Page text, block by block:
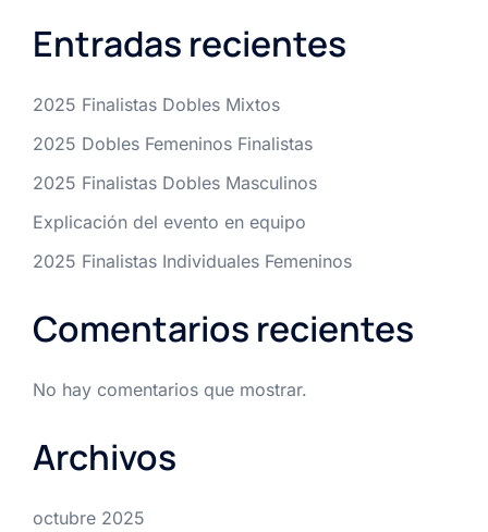
Entradas recientes
2025 Finalistas Dobles Mixtos
2025 Dobles Femeninos Finalistas
2025 Finalistas Dobles Masculinos
Explicación del evento en equipo
2025 Finalistas Individuales Femeninos
Comentarios recientes
No hay comentarios que mostrar.
Archivos
octubre 2025